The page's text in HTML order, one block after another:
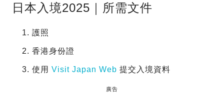
日本入境2025｜所需文件
護照
香港身份證
使用 Visit Japan Web 提交入境資料
廣告